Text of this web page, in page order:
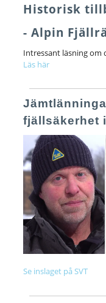
Historisk
- Alpin
Intressant läsning om
Läs här
fjällsäkerhet
Se inslaget på SVT